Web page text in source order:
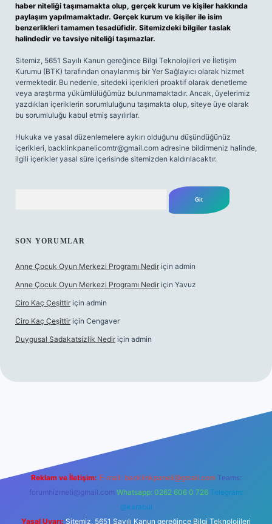
haber niteliği taşımamakta olup, gerçek kurum ve kişiler hakkında
paylaşım yapılmamaktadır. Gerçek kurum ve kişiler ile isim
benzerlikleri tamamen tesadüfidir. Sitemizdeki bilgiler taslak
halindedir ve tavsiye niteliği taşımazlar.
Sitemiz, 5651 Sayılı Kanun gereğince Bilgi Teknolojileri ve İletişim
Kurumu (BTK) tarafından onaylanmış bir Yer Sağlayıcı olarak hizmet
vermektedir. Bu nedenle, sitedeki içerikleri proaktif olarak denetleme
veya araştırma yükümlülüğümüz bulunmamaktadır. Ancak, üyelerimiz
yazdıkları içeriklerin sorumluluğunu taşımakta olup, siteye üye olarak
bu sorumluluğu kabul etmiş sayılırlar.
Hukuka ve yasal düzenlemelere aykırı olduğunu düşündüğünüz
içerikleri, backlinkpanelicomtr@gmail.com adresine bildirmeniz halinde,
ilgili içerikler yasal süre içerisinde sitemizden kaldırılacaktır.
SON YORUMLAR
Anne Çocuk Oyun Merkezi Programı Nedir için admin
Anne Çocuk Oyun Merkezi Programı Nedir için Yavuz
Ciro Kaç Çeşittir için admin
Ciro Kaç Çeşittir için Cengaver
Duygusal Sadakatsizlik Nedir için admin
elexbetgiris.org
Reklam ve İletişim: E-mail: backlinkpaneli@gmail.com Teams:
forumhizmeti@gmail.com Whatsapp: 0262 606 0 726 Telegram:
@karabul
Yasal Uyarı: Sitemiz, 5651 Sayılı Kanun gereğince Bilgi Teknolojileri